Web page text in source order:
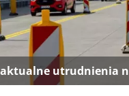
utrudnienia